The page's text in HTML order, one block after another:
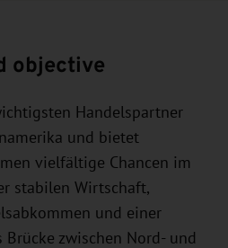
objective
Handelspartner
und bietet
vielfältige Chancen im
stabilen Wirtschaft,
und einer
zwischen Nord- und